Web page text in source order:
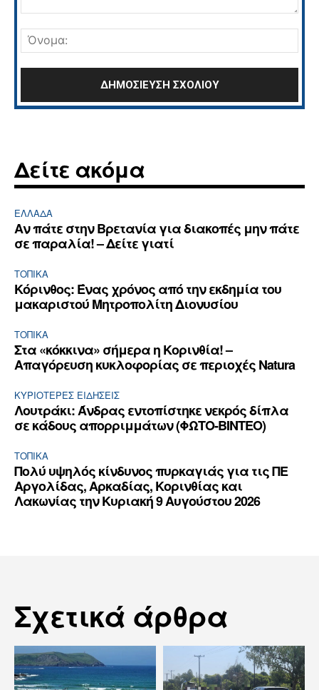
Δείτε ακόμα
ΕΛΛΆΔΑ
Αν πάτε στην Βρετανία για διακοπές μην πάτε
σε παραλία! – Δείτε γιατί
ΤΟΠΙΚΑ
Κόρινθος: Ένας χρόνος από την εκδημία του
μακαριστού Μητροπολίτη Διονυσίου
ΤΟΠΙΚΑ
Στα «κόκκινα» σήμερα η Κορινθία! –
Απαγόρευση κυκλοφορίας σε περιοχές Natura
ΚΥΡΙΌΤΕΡΕΣ ΕΙΔΉΣΕΙΣ
Λουτράκι: Άνδρας εντοπίστηκε νεκρός δίπλα
σε κάδους απορριμμάτων (ΦΩΤΟ-ΒΙΝΤΕΟ)
ΤΟΠΙΚΑ
Πολύ υψηλός κίνδυνος πυρκαγιάς για τις ΠΕ
Αργολίδας, Αρκαδίας, Κορινθίας και
Λακωνίας την Κυριακή 9 Αυγούστου 2026
Σχετικά άρθρα